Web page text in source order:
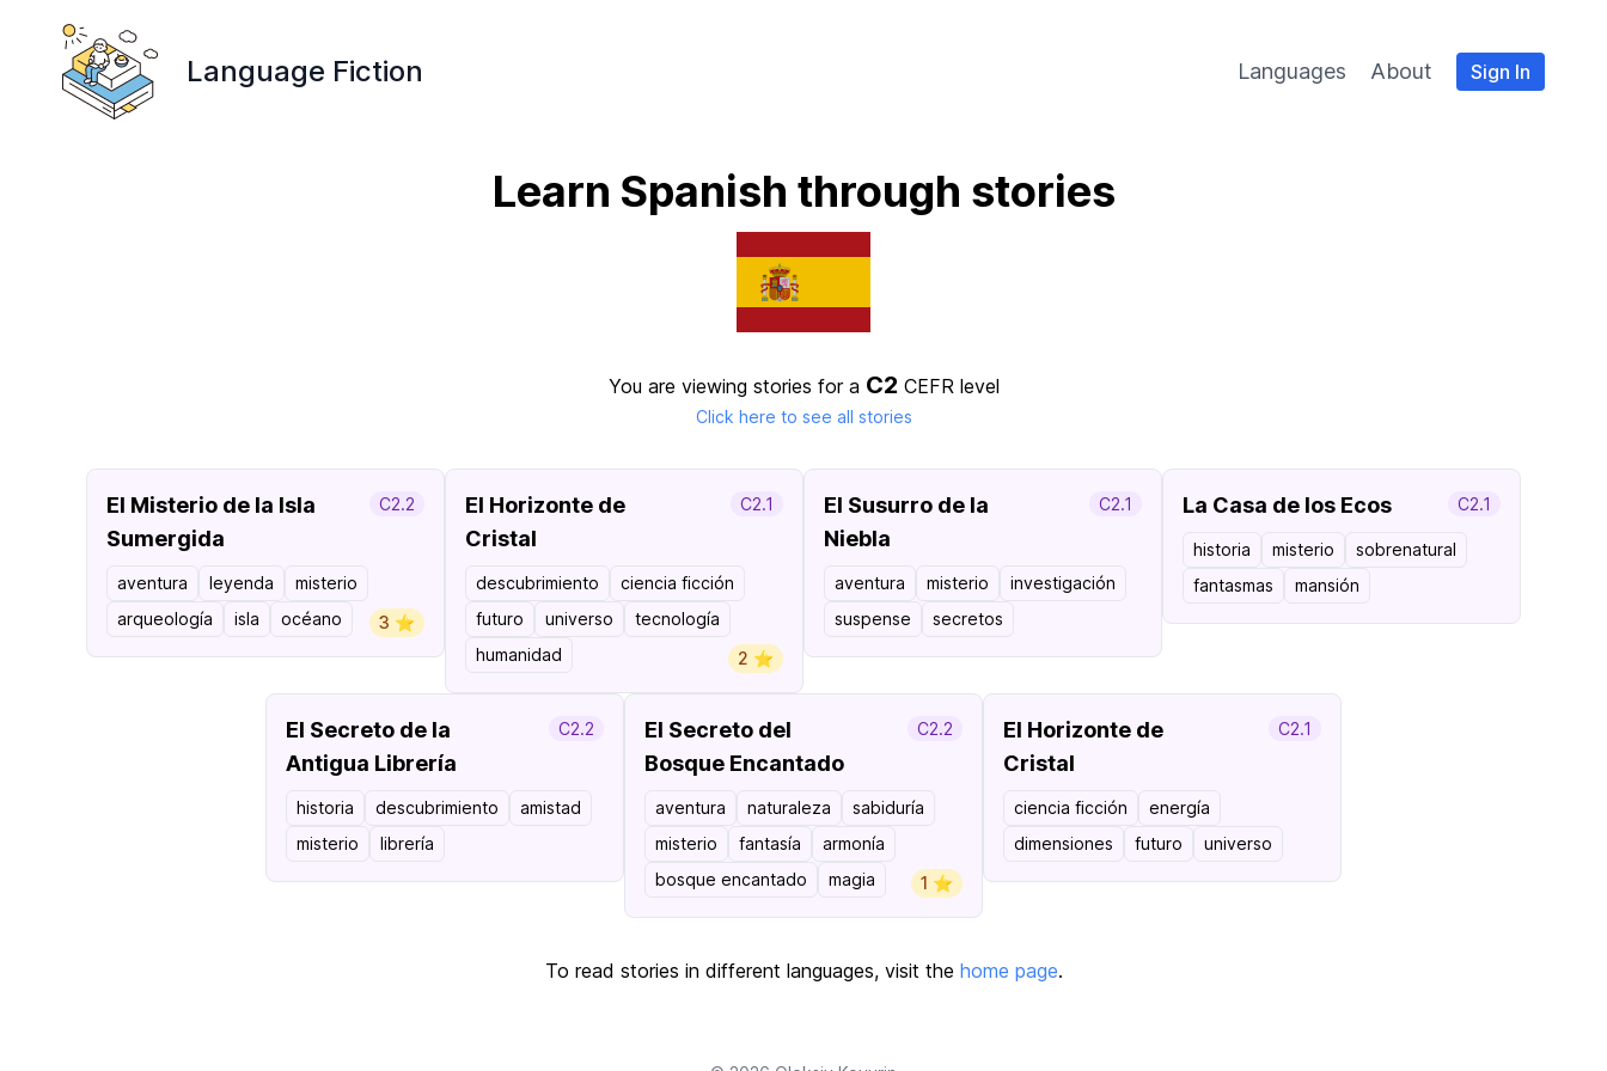
Language Fiction Languages About Sign In
Learn Spanish through stories
You are viewing stories for a C2 CEFR level
Click here to see all stories
El Misterio de la Isla
Sumergida
C2.2
aventura leyenda
misterio
arqueología
isla océano 3 ⭐️
El Horizonte de
Cristal
C2.1
descubrimiento
ciencia ficción
futuro
universo
tecnología
humanidad
2 ⭐️
El Susurro de la
Niebla
C2.1
aventura misterio
investigación
suspense
secretos
La Casa de los Ecos C2.1
historia misterio
sobrenatural
fantasmas
mansión
El Secreto de la
Antigua Librería
C2.2
historia descubrimiento
amistad
misterio
librería
El Secreto del
Bosque Encantado
C2.2
aventura naturaleza
sabiduría
misterio
fantasía
armonía
bosque encantado
magia 1 ⭐️
El Horizonte de
Cristal
C2.1
ciencia ficción
energía
dimensiones
futuro universo
To read stories in different languages, visit the home page.